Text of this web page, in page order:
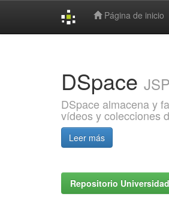
Página de inicio
DSpace
DSpace almacena y
vídeos y colecciones
Leer más
Repositorio